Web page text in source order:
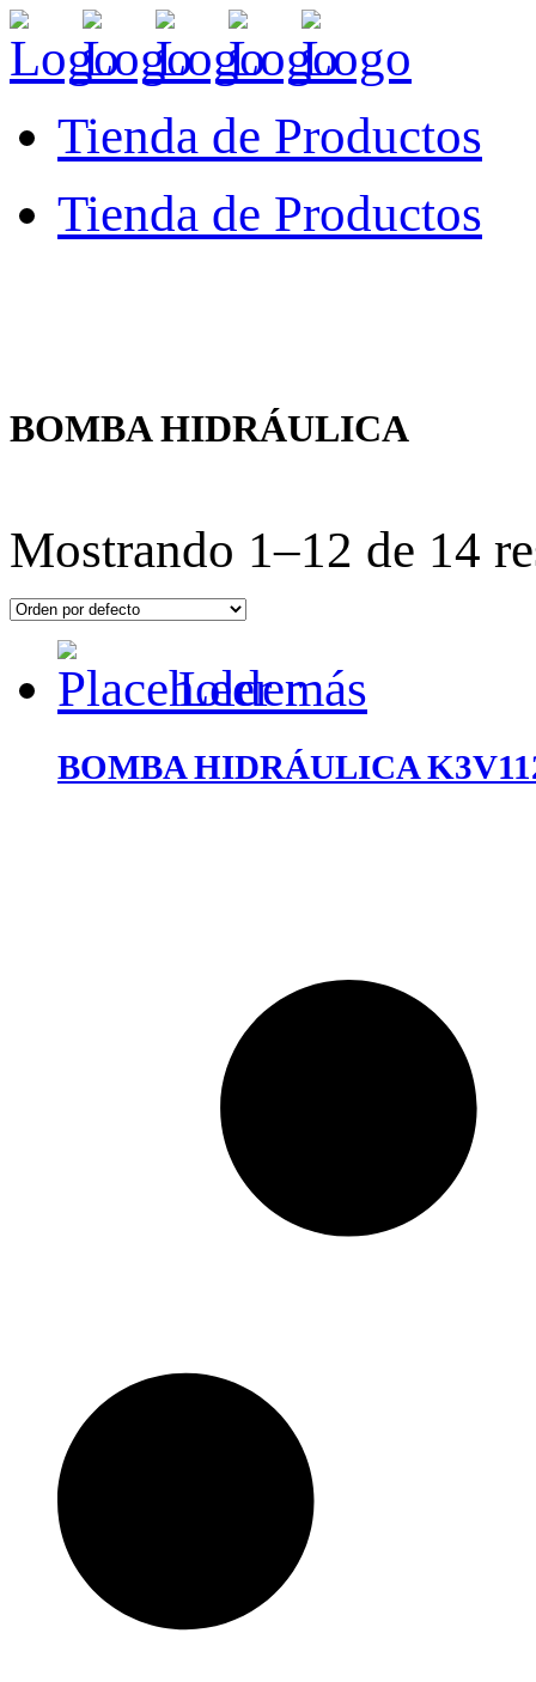
Tienda de Productos
Tienda de Productos
BOMBA HIDRÁULICA
Mostrando 1–12 de 14
Leer más
BOMBA HIDRÁULICA